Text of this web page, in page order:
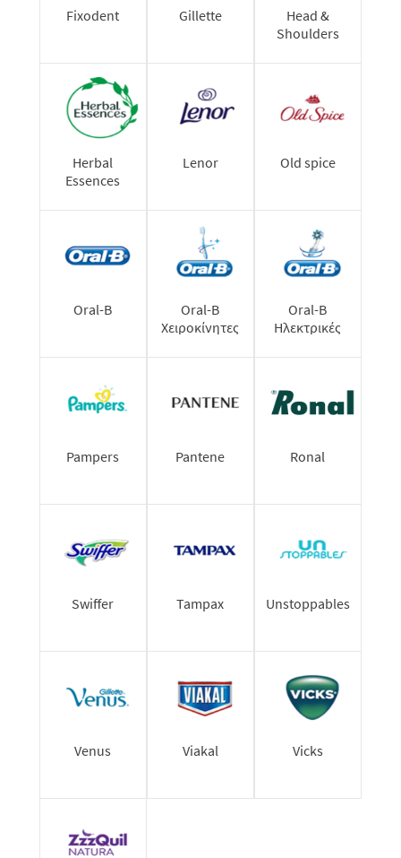
Fixodent Gillette
Head &
Shoulders
Herbal
Essences
Lenor Old spice
Oral-B
Oral-B
Χειροκίνητες
Oral-B
Ηλεκτρικές
Pampers Pantene Ronal
Swiffer Tampax Unstoppables
Venus Viakal Vicks